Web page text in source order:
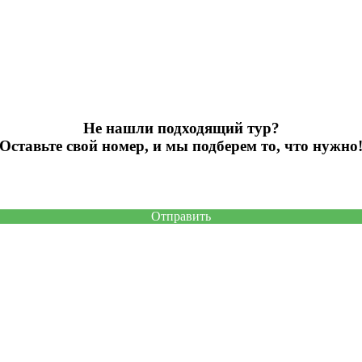
Не нашли подходящий тур?
Оставьте свой номер, и мы подберем то, что нужно!
Отправить